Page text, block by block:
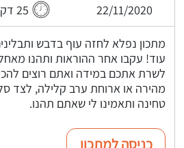
22/11/2020 25 דקות
מתכון נפלא לחזה עוף בדבש
עוד! עקבו אחר ההוראות ותהנו
לשרת אתכם במידה ואתם רוצים
מהירה או ארוחת ערב קלילה, לצד
טחינה ותאמינו לי שאתם תהנו.
כניסה למתכון